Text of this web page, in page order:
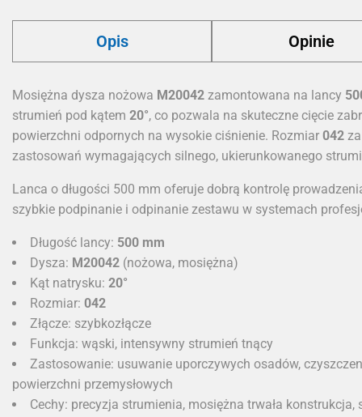
Opis Opinie
Mosiężna dysza nożowa M20042 zamontowana na lancy
strumień pod kątem 20°, co pozwala na skuteczne cięcie
powierzchni odpornych na wysokie ciśnienie. Rozmiar 042
zastosowań wymagających silnego, ukierunkowanego
Lanca o długości 500 mm oferuje dobrą kontrolę
szybkie podpinanie i odpinanie zestawu w systemach
Długość lancy: 500 mm
Dysza: M20042 (nożowa, mosiężna)
Kąt natrysku: 20°
Rozmiar: 042
Złącze: szybkozłącze
Funkcja: wąski, intensywny strumień tnący
Zastosowanie: usuwanie uporczywych osadów,
powierzchni przemysłowych
Cechy: precyzja strumienia, mosiężna trwała